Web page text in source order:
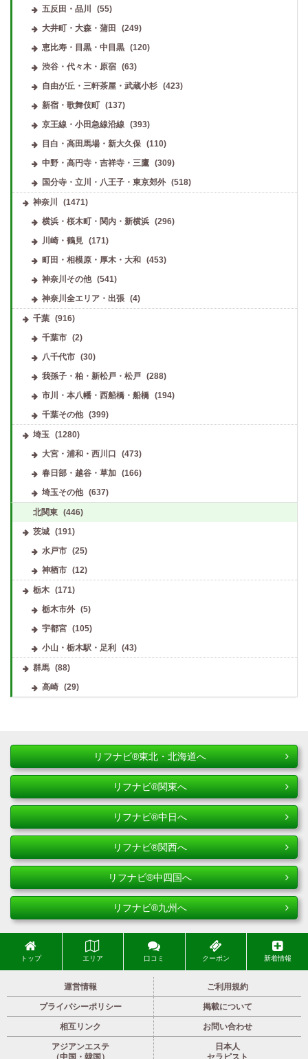
五反田・品川
(55)
大井町・大森・蒲田
(249)
恵比寿・目黒・中目黒
(120)
渋谷・代々木・原宿
(63)
自由が丘・三軒茶屋・武蔵小杉
(423)
新宿・歌舞伎町
(137)
京王線・小田急線沿線
(393)
目白・高田馬場・新大久保
(110)
中野・高円寺・吉祥寺・三鷹
(309)
国分寺・立川・八王子・東京郊外
(518)
神奈川
(1471)
横浜・桜木町・関内・新横浜
(296)
川崎・鶴見
(171)
町田・相模原・厚木・大和
(453)
神奈川その他
(541)
神奈川全エリア・出張
(4)
千葉 (916)
千葉市
(2)
八千代市
(30)
我孫子・柏・新松戸・松戸
(288)
市川・本八幡・西船橋・船橋
(194)
千葉その他
(399)
埼玉 (1280)
大宮・浦和・西川口
(473)
春日部・越谷・草加
(166)
埼玉その他
(637)
北関東 (446)
茨城 (191)
水戸市
(25)
神栖市
(12)
栃木 (171)
栃木市外
(5)
宇都宮
(105)
小山・栃木駅・足利
(43)
群馬 (88)
高崎
(29)
リフナビ®東北・北海道へ
リフナビ®関東へ
リフナビ®中日へ
リフナビ®関西へ
リフナビ®中四国へ
リフナビ®九州へ
トップ エリア 口コミ クーポン 新着情報
運営情報 ご利用規約
プライバシーポリシー 掲載について
相互リンク お問い合わせ
アジアンエステ
（中国・韓国）
日本人
セラピスト